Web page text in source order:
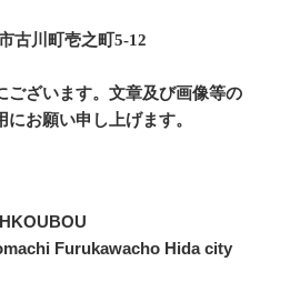
古川町壱之町5-12
ざいます。文章及び画像等の
お願い申し上げます。
Furukawacho Hida city